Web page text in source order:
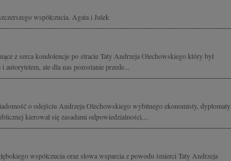
współczucia. Agata i Julek
z serca kondolencje po stracie Taty Andrzeja Olechowskiego który był
ale dla nas pozostanie przede...
o odejściu Andrzeja Olechowskiego wybitnego ekonomisty, dyplomaty
kierował się zasadami odpowiedzialności,...
współczucia oraz słowa wsparcia z powodu śmierci Taty Andrzeja